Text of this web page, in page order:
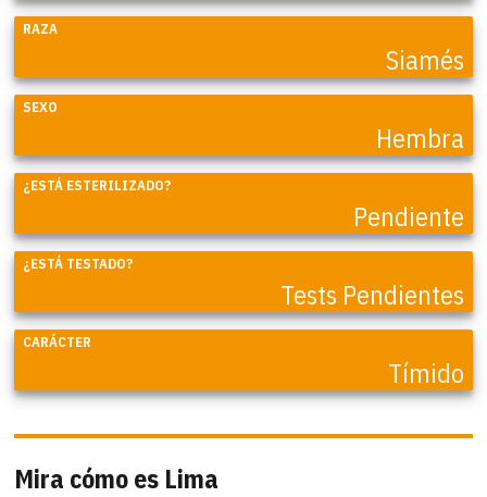
RAZA
Siamés
SEXO
Hembra
¿ESTÁ ESTERILIZADO?
Pendiente
¿ESTÁ TESTADO?
Tests Pendientes
CARÁCTER
Tímido
Mira cómo es Lima